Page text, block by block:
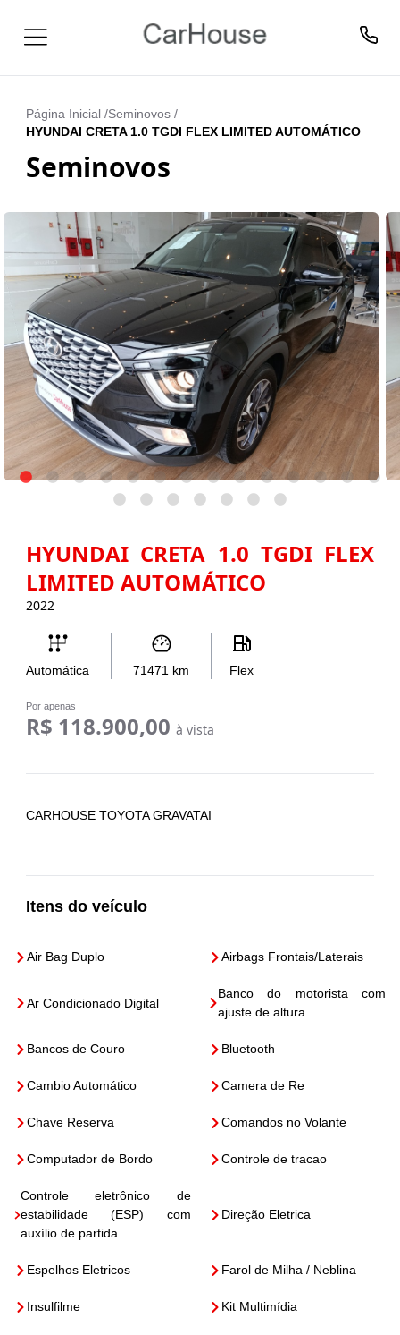
Página Inicial /Seminovos /
HYUNDAI CRETA 1.0 TGDI FLEX LIMITED AUTOMÁTICO
Seminovos
HYUNDAI CRETA 1.0 TGDI FLEX
LIMITED AUTOMÁTICO
2022
Automática 71471 km Flex
Por apenas
R$ 118.900,00 à vista
CARHOUSE TOYOTA GRAVATAI
Itens do veículo
Air Bag Duplo Airbags Frontais/Laterais
Ar Condicionado Digital
Banco do motorista com
ajuste de altura
Bancos de Couro Bluetooth
Cambio Automático Camera de Re
Chave Reserva Comandos no Volante
Computador de Bordo Controle de tracao
Controle eletrônico de
estabilidade (ESP) com
auxílio de partida
Direção Eletrica
Espelhos Eletricos Farol de Milha / Neblina
Insulfilme Kit Multimídia